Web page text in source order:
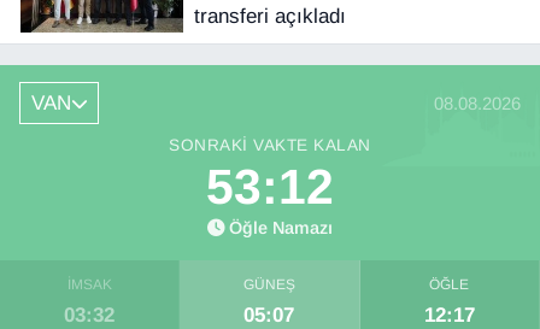
transferi açıkladı
VAN 08.08.2026
SONRAKI VAKTE KALAN
53:12
Öğle Namazı
İMSAK
03:32
GÜNEŞ
05:07
ÖĞLE
12:17